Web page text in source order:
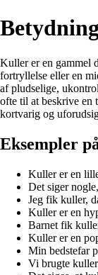
Kuller er en gammel
fortryllelse eller en
af pludselige,
ofte til at beskrive en
kortvarig og
Eksempler
Kuller er en
Det siger
Jeg fik kuller,
Kuller er en
Barnet fik
Kuller er en
Min bedstefar
Vi brugte